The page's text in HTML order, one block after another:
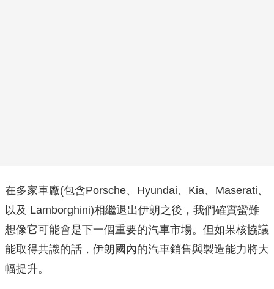
在多家車廠(包含Porsche、Hyundai、Kia、Maserati、
以及 Lamborghini)相繼退出伊朗之後，我們確實蠻難
想像它可能會是下一個重要的汽車市場。但如果核協議
能取得共識的話，伊朗國內的汽車銷售與製造能力將大
幅提升。